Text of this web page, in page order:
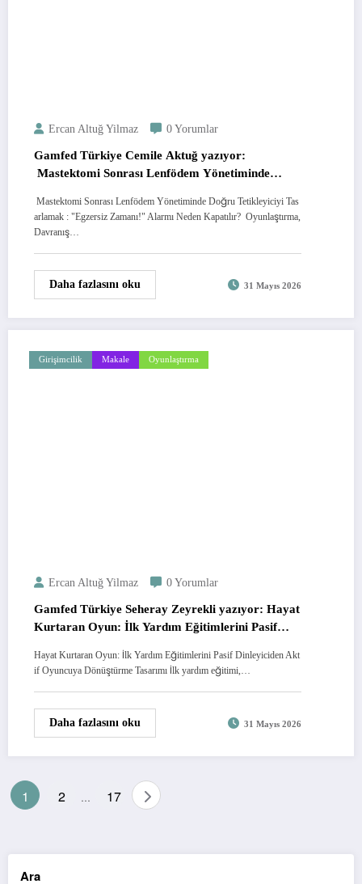
Ercan Altuğ Yilmaz 0 Yorumlar
Gamfed Türkiye Cemile Aktuğ yazıyor:
Mastektomi Sonrası Lenfödem Yönetiminde
Mastektomi Sonrası Lenfödem Yönetiminde Doğru Tetikleyiciyi Tas
arlamak : "Egzersiz Zamanı!" Alarmı Neden Kapatılır? Oyunlaştırma,
Davranış…
Daha fazlasını oku 31 Mayıs 2026
Girişimcilik Makale Oyunlaştırma
Ercan Altuğ Yilmaz 0 Yorumlar
Gamfed Türkiye Seheray Zeyrekli yazıyor: Hayat
Kurtaran Oyun: İlk Yardım Eğitimlerini Pasif
Tasarımı
Hayat Kurtaran Oyun: İlk Yardım Eğitimlerini Pasif Dinleyiciden Akt
if Oyuncuya Dönüştürme Tasarımı İlk yardım eğitimi,…
Daha fazlasını oku 31 Mayıs 2026
Yazı
1 2 … 17
Ara